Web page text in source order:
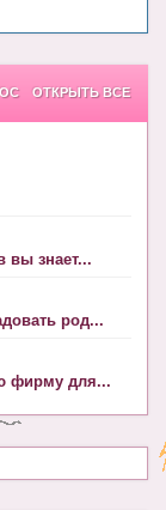
ОТКРЫТЬ ВСЕ
вы знает...
род...
фирму для...